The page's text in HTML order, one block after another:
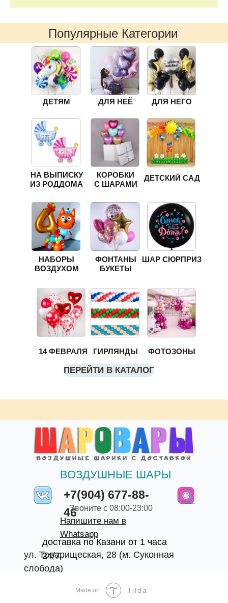
Популярные Категории
ФОНТАНЫ
БУКЕТЫ
ДЛЯ НЕЁ ДЛЯ НЕГО
ДЕТЯМ
НА ВЫПИСКУ
ИЗ РОДДОМА
ШАР СЮРПРИЗ
ГИРЛЯНДЫ
ПЕРЕЙТИ В КАТАЛОГ
ФОТОЗОНЫ
КОРОБКИ
С ШАРАМИ
14 ФЕВРАЛЯ
НАБОРЫ
ВОЗДУХОМ
ДЕТСКИЙ САД
+7(904) 677-88-
46
ВОЗДУШНЫЕ ШАРЫ
доставка по Казани от 1 часа
24/7
Звоните с 08:00-23:00
Напишите нам в
Whatsapp
ул. Товарищеская, 28 (м. Суконная
слобода)
Made on Tilda